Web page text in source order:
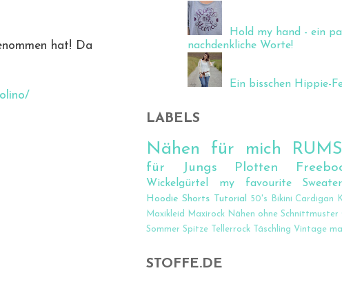
hat! Da
Hold my hand - ein
nachdenkliche Worte!
Ein bisschen Hippie-
LABELS
Nähen für mich
für Jungs Plotten
Wickelgürtel my favourite Sweater
Hoodie Shorts Tutorial 50's Bikini Cardigan
Maxikleid
Maxirock Nähen ohne Schnittmuster
Sommer Spitze Tellerrock Täschling Vintage
STOFFE.DE